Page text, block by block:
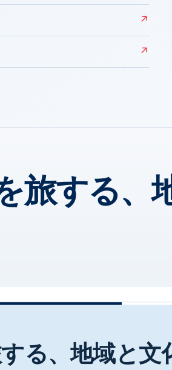
↗
↗
旅する、
る、地域と文